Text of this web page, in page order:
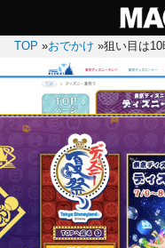
TOP »おでかけ »狙い目は